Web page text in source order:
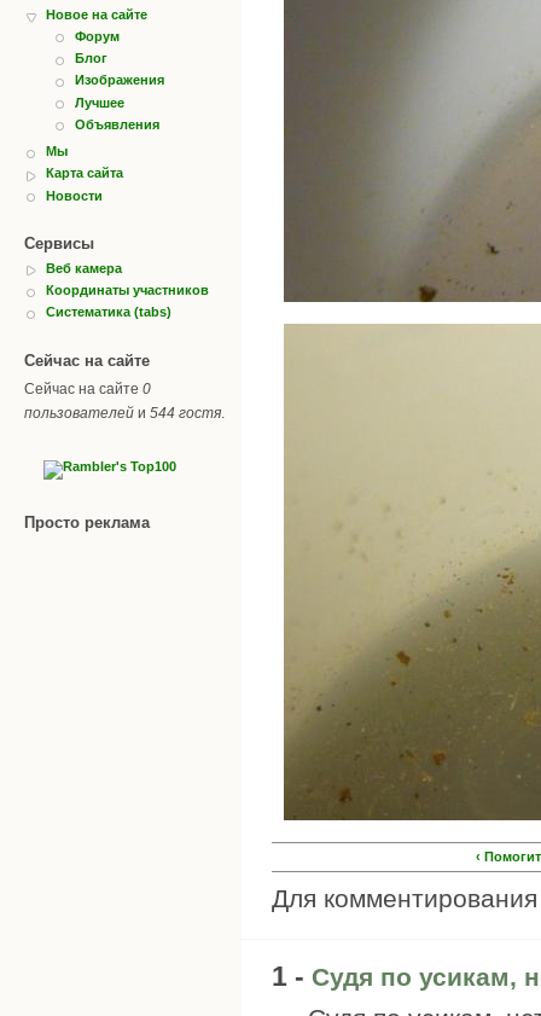
Новое на сайте
Форум
Блог
Изображения
Лучшее
Объявления
Мы
Карта сайта
Новости
Сервисы
Веб камера
Координаты участников
Систематика (tabs)
Сейчас на сайте
Сейчас на сайте 0
пользователей и 544 гостя
Просто реклама
‹
Для
1 - Судя по усикам,